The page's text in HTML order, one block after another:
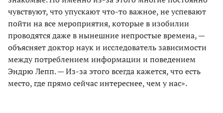
чувствуют, что упускают что-то важное, не успевают
пойти на все мероприятия, которые в изобилии
проводятся даже в нынешние непростые времена, —
объясняет доктор наук и исследователь зависимости
между потреблением информации и поведением
Эндрю Лепп. — Из-за этого всегда кажется, что есть
место, где прямо сейчас интереснее, чем у нас».